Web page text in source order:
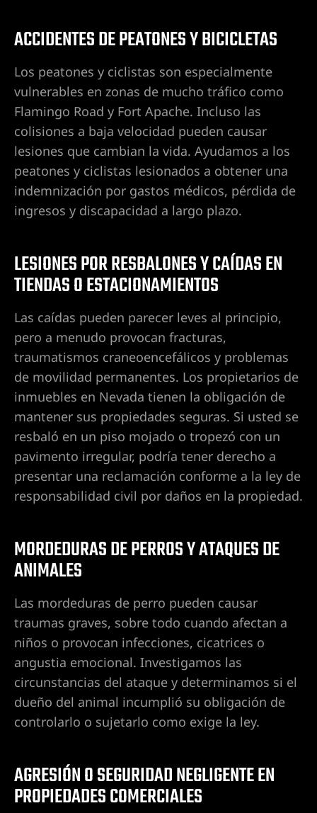
ACCIDENTES DE PEATONES Y BICICLETAS
Los peatones y ciclistas son especialmente
vulnerables en zonas de mucho tráfico como
Flamingo Road y Fort Apache. Incluso las
colisiones a baja velocidad pueden causar
lesiones que cambian la vida. Ayudamos a los
peatones y ciclistas lesionados a obtener una
indemnización por gastos médicos, pérdida de
ingresos y discapacidad a largo plazo.
LESIONES POR RESBALONES Y CAÍDAS EN
TIENDAS O ESTACIONAMIENTOS
Las caídas pueden parecer leves al principio,
pero a menudo provocan fracturas,
traumatismos craneoencefálicos y problemas
de movilidad permanentes. Los propietarios de
inmuebles en Nevada tienen la obligación de
mantener sus propiedades seguras. Si usted se
resbaló en un piso mojado o tropezó con un
pavimento irregular, podría tener derecho a
presentar una reclamación conforme a la ley de
responsabilidad civil por daños en la propiedad.
MORDEDURAS DE PERROS Y ATAQUES DE
ANIMALES
Las mordeduras de perro pueden causar
traumas graves, sobre todo cuando afectan a
niños o provocan infecciones, cicatrices o
angustia emocional. Investigamos las
circunstancias del ataque y determinamos si el
dueño del animal incumplió su obligación de
controlarlo o sujetarlo como exige la ley.
AGRESIÓN O SEGURIDAD NEGLIGENTE EN
PROPIEDADES COMERCIALES
en
de
en Las
por